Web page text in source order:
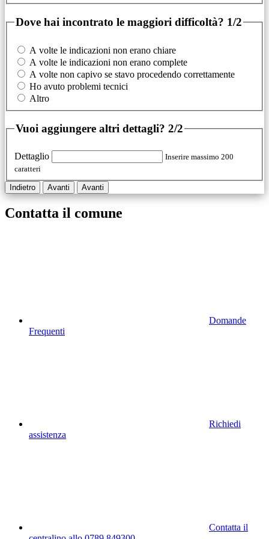
Dove hai incontrato le maggiori difficoltà? 1/2
A volte le indicazioni non erano chiare
A volte le indicazioni non erano complete
A volte non capivo se stavo procedendo correttamente
Ho avuto problemi tecnici
Altro
Vuoi aggiungere altri dettagli? 2/2
Dettaglio
Inserire massimo 200
caratteri
Indietro Avanti Avanti
Contatta il comune
Domande
Frequenti
Richiedi
assistenza
Contatta il